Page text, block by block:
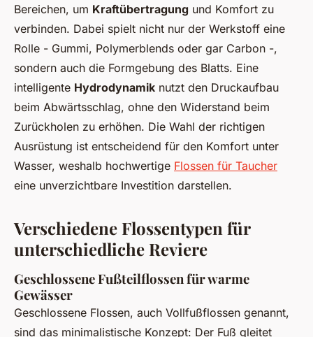
Bereichen, um Kraftübertragung und Komfort zu
verbinden. Dabei spielt nicht nur der Werkstoff eine
Rolle - Gummi, Polymerblends oder gar Carbon -,
sondern auch die Formgebung des Blatts. Eine
intelligente Hydrodynamik nutzt den Druckaufbau
beim Abwärtsschlag, ohne den Widerstand beim
Zurückholen zu erhöhen. Die Wahl der richtigen
Ausrüstung ist entscheidend für den Komfort unter
Wasser, weshalb hochwertige Flossen für Taucher
eine unverzichtbare Investition darstellen.
Verschiedene Flossentypen für
unterschiedliche Reviere
Geschlossene Fußteilflossen für warme
Gewässer
Geschlossene Flossen, auch Vollfußflossen genannt,
sind das minimalistische Konzept: Der Fuß gleitet